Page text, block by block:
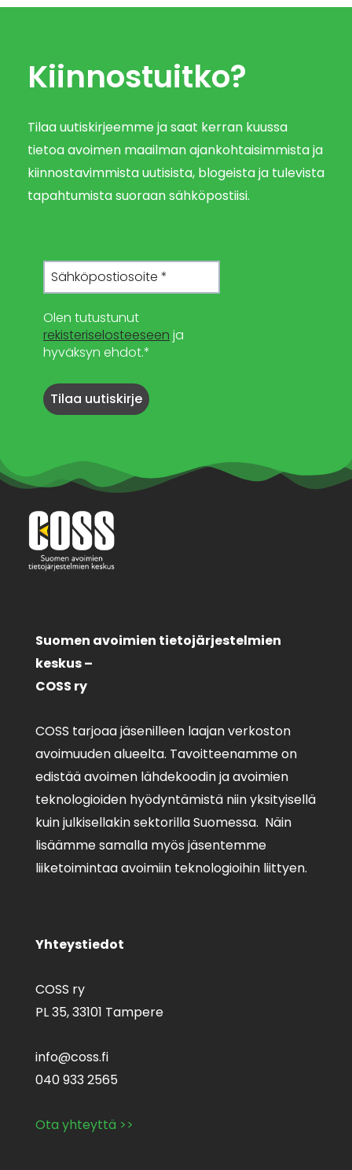
Kiinnostuitko?
Tilaa uutiskirjeemme ja saat kerran kuussa
tietoa avoimen maailman ajankohtaisimmista ja
kiinnostavimmista uutisista, blogeista ja tulevista
tapahtumista suoraan sähköpostiisi.
Olen tutustunut
rekisteriselosteeseen ja
hyväksyn ehdot.*
Suomen avoimien tietojärjestelmien
keskus –
COSS ry
COSS tarjoaa jäsenilleen laajan verkoston
avoimuuden alueelta. Tavoitteenamme on
edistää avoimen lähdekoodin ja avoimien
teknologioiden hyödyntämistä niin yksityisellä
kuin julkisellakin sektorilla Suomessa. Näin
lisäämme samalla myös jäsentemme
liiketoimintaa avoimiin teknologioihin liittyen.
Yhteystiedot
COSS ry
PL 35,33101 Tampere
info@coss.fi
040 933 2565
Ota yhteyttä >>